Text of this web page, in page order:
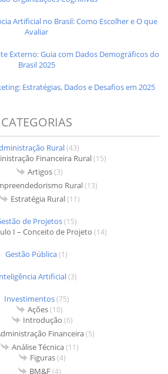
Artificial no Brasil: Como Escolher e O que
Avaliar
Externo: Guia com Dados Demográficos do
Brasil 2025
Estratégias, Dados e Desafios em 2025
CATEGORIAS
Rural(43)
Financeira Rural(15)
Artigos(3)
Rural(13)
Estratégia Rural(11)
de Projetos(15)
I – Conceito de Projeto (14)
Gestão Pública(1)
Artificial(3)
Investimentos(75)
Ações(10)
Introdução (6)
Financeira(5)
Análise Técnica(11)
Figuras(4)
BM&F(4)